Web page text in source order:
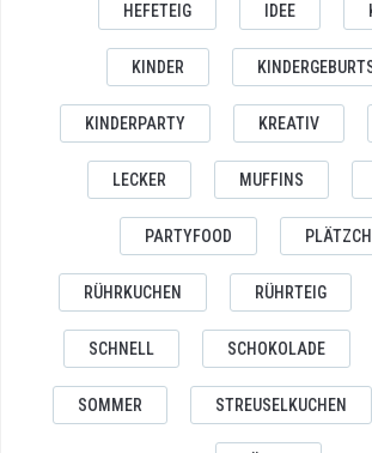
HEFETEIG IDEE
KINDER
KINDERPARTY KREATIV
LECKER MUFFINS
PARTYFOOD
RÜHRKUCHEN RÜHRTEIG
SCHNELL SCHOKOLADE
SOMMER STREUSELKUCHEN